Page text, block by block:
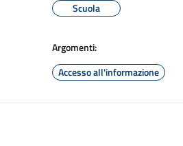
Scuola
Argomenti:
Accesso all'informazione